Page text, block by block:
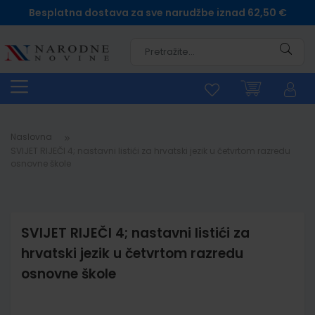
Besplatna dostava za sve narudžbe iznad 62,50 €
Naslovna
SVIJET RIJEČI 4; nastavni listići za
hrvatski jezik u četvrtom razredu
osnovne škole